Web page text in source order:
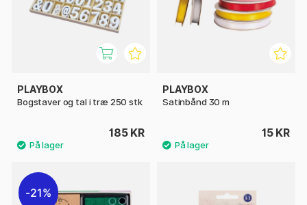
PLAYBOX
Bogstaver og tal i træ 250 stk
185 KR
PLAYBOX
Satinbånd 30 m
15 KR
21%